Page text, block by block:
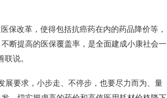
保改革，使得包括抗癌药在内的药品降价等，
断提高的医保覆盖率，是全面建成小康社会一
说。
展要求，小步走、不停步，也要尽力而为、量